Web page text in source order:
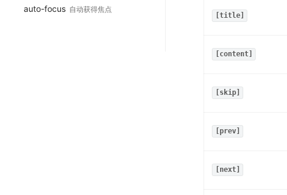
auto-focus 自动获得焦点
[title]
[content]
[skip]
[prev]
[next]